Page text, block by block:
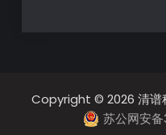
Copyright © 2026 清谱
苏公网安